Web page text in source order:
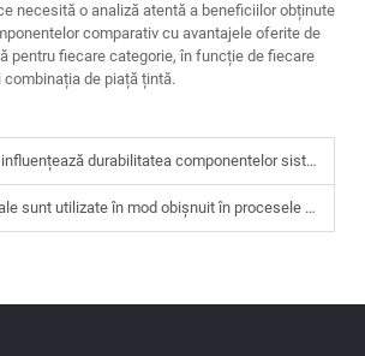
necesită o analiză atentă a beneficiilor obținute
comparativ cu avantajele oferite de
pentru fiecare categorie, în funcție de fiecare
combinația de piață țintă.
durabilitatea componentelor sistemului de iluminat auto în timp
în mod obișnuit în procesele de fabricație ale sistemelor de iluminat auto